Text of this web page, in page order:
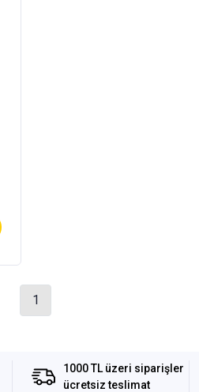
1
1000 TL üzeri siparişler
ücretsiz teslimat